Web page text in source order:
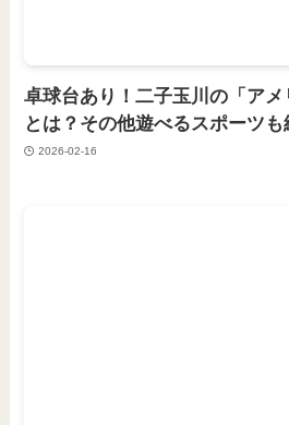
卓球台あり！二子玉川の「アメ
とは？その他遊べるスポーツも
2026-02-16